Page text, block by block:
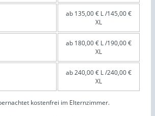
ab 135,00 € L /145,00 €
XL
ab 180,00 € L /190,00 €
XL
ab 240,00 € L /240,00 €
XL
kostenfrei im Elternzimmer.